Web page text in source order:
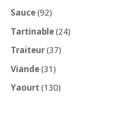
Sauce 9292
produits
Tartinable 2424
Traiteur 3737
Viande 3131
produits
Yaourt 130130